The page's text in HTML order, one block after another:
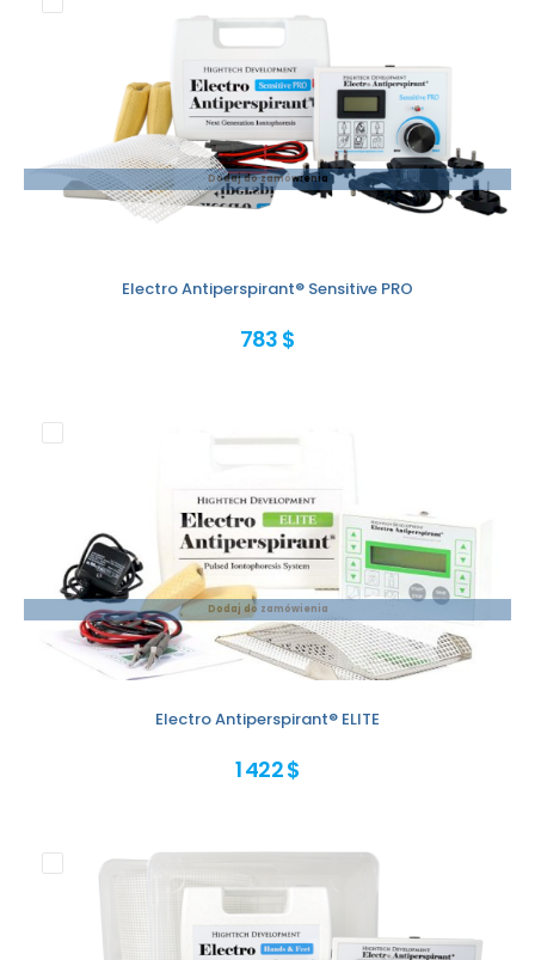
Dodaj do zamówienia
Electro Antiperspirant® Sensitive PRO
783 $
Dodaj do zamówienia
Electro Antiperspirant® ELITE
1 422 $